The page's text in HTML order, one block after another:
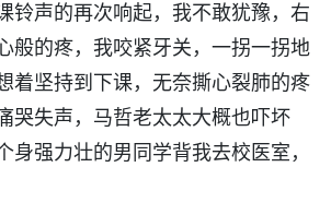
铃声的再次响起，我不敢犹豫，右
般的疼，我咬紧牙关，一拐一拐地
着坚持到下课，无奈撕心裂肺的疼
哭失声，马哲老太太大概也吓坏
身强力壮的男同学背我去校医室，